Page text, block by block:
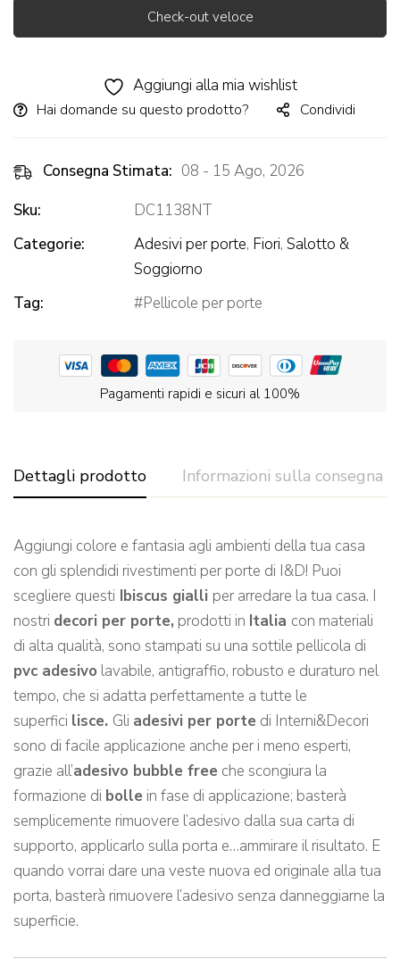
Check-out veloce
Aggiungi alla mia wishlist
Hai domande su questo prodotto? Condividi
Consegna Stimata: 08 - 15 Ago, 2026
Sku:
DC1138NT
Categorie:
Adesivi per porte, Fiori, Salotto &
Soggiorno
Tag:
Pellicole per porte
Pagamenti rapidi e sicuri al 100%
Dettagli prodotto Informazioni sulla consegna
Aggiungi colore e fantasia agli ambienti della tua casa
con gli splendidi rivestimenti per porte di I&D! Puoi
scegliere questi Ibiscus gialli per arredare la tua casa. I
nostri decori per porte, prodotti in Italia con materiali
di alta qualità, sono stampati su una sottile pellicola di
pvc adesivo lavabile, antigraffio, robusto e duraturo nel
tempo, che si adatta perfettamente a tutte le
superfici lisce. Gli adesivi per porte di Interni&Decori
sono di facile applicazione anche per i meno esperti,
grazie all’adesivo bubble free che scongiura la
formazione di bolle in fase di applicazione; basterà
semplicemente rimuovere l’adesivo dalla sua carta di
supporto, applicarlo sulla porta e…ammirare il risultato. E
quando vorrai dare una veste nuova ed originale alla tua
porta, basterà rimuovere l’adesivo senza danneggiarne la
superficie.